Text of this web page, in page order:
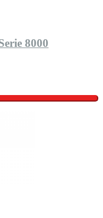
8000